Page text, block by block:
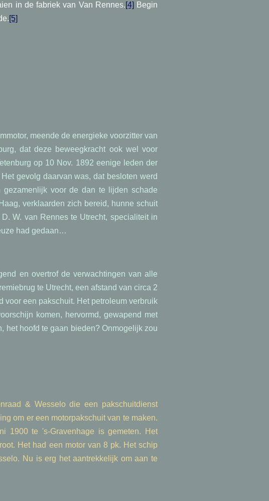
in de fabriek van Van Rennes.[4] Begin
[5]
meende de energieke voorzitter van
dat deze beweegkracht ook wel voor
op 10 Nov. 1892 eenige leden der
gevolg daarvan was, dat besloten werd
voor de dan te lijden schade
verklaarden zich bereid, hunne schuit
W. van Rennes te Utrecht, specialiteit in
had gedaan…
en overtrof de verwachtingen van alle
te Utrecht, een afstand van circa 2
voor een pakschuit. Het petroleum verbruik
komen, hervormd, gewapend met
het hoofd te gaan bieden? Onmogelijk zou
& Wesselo die een pakschuitdienst
om er een motorpakschuit van te maken.
1900 te 's-Gravenhage is gemeten. Het
Het had een motor van 8 pk. Het schip
Nu is erg het aantrekkelijk om aan te